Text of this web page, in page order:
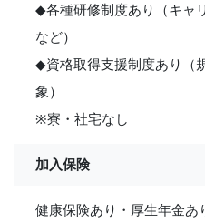
◆各種研修制度あり（キャ
など）
◆資格取得支援制度あり（
象）
※寮・社宅なし
加入保険
健康保険あり・厚生年金あ